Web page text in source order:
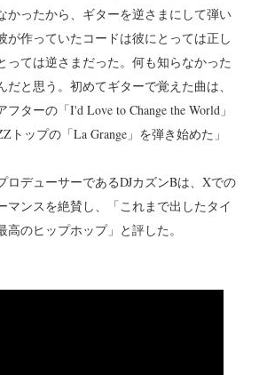
かったから、ギターを逆さまにして弾い
が作っていたコードは彼にとっては正し
っては逆さまだった。何も知らなかった
と思う。初めてギターで覚えた曲は、
ターの「I'd Love to Change the World」
トップの「La Grange」を弾き始めた」
ロデューサーであるDJカズンBは、Xでの
マンスを絶賛し、「これまで出したタイ
高のヒップホップ」と評した。